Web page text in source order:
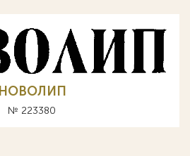
НОВОЛИП
№ 223380